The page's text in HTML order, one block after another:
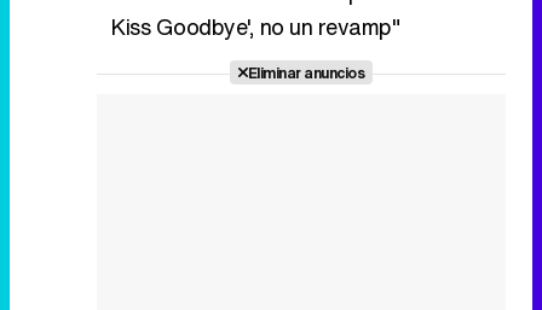
Kiss Goodbye', no un revamp"
Eliminar anuncios